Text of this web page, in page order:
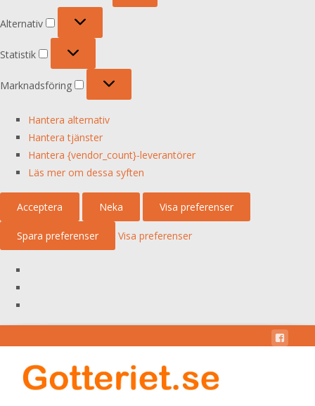
Alternativ
Statistik
Marknadsföring
Hantera alternativ
Hantera tjänster
Hantera {vendor_count}-leverantörer
Läs mer om dessa syften
Acceptera Neka Visa preferenser
Spara preferenser Visa preferenser